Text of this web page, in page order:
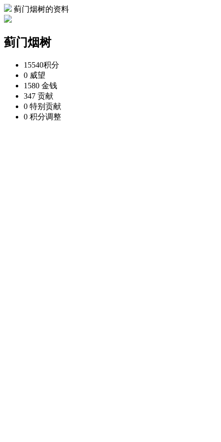
蓟门烟树的资料
蓟门烟树
15540积分
0 威望
1580 金钱
347 贡献
0 特别贡献
0 积分调整